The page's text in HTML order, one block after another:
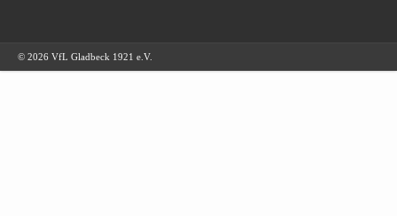
© 2026 VfL Gladbeck 1921 e.V.